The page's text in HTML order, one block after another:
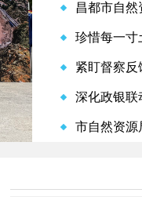
昌都市自然
珍惜每一寸
紧盯督察反
深化政银联
市自然资源